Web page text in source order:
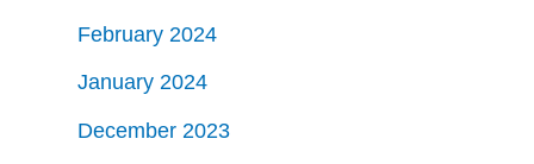
February 2024
January 2024
December 2023